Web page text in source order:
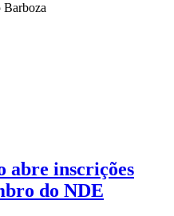
Barboza
abre inscrições
do NDE